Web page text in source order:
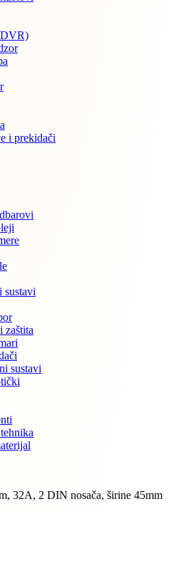
i prekidači
sustavi
zaštita
sustavi
32A, 2 DIN nosača, širine 45mm